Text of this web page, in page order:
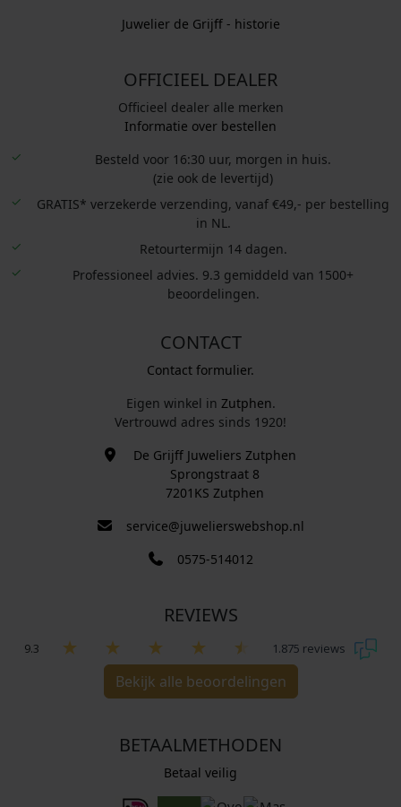
Juwelier de Grijff - historie
OFFICIEEL DEALER
Officieel dealer alle merken
Informatie over bestellen
Besteld voor 16:30 uur, morgen in huis.
(zie ook de levertijd)
GRATIS* verzekerde verzending, vanaf €49,- per bestelling
in NL.
Retourtermijn 14 dagen.
Professioneel advies. 9.3 gemiddeld van 1500+
beoordelingen.
CONTACT
Contact formulier.
Eigen winkel in Zutphen.
Vertrouwd adres sinds 1920!
De Grijff Juweliers Zutphen
Sprongstraat 8
7201KS Zutphen
service@juwelierswebshop.nl
0575-514012
REVIEWS
9.3 1.875 reviews
Bekijk alle beoordelingen
BETAALMETHODEN
Betaal veilig